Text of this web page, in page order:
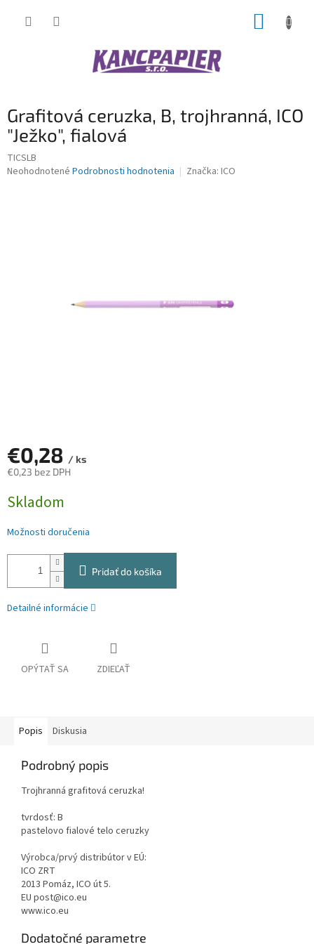
Grafitová ceruzka, B, trojhranná, ICO
"Ježko", fialová
TICSLB
Priemerné
Neohodnotené Podrobnosti hodnotenia Značka: ICO
€0,28 / ks
€0,23 bez DPH
cena:
Skladom
Možnosti doručenia
Pridať do košíka
Detailné informácie
OPÝTAŤ SA ZDIEĽAŤ
Popis Diskusia
Podrobný popis
Trojhranná grafitová ceruzka!
tvrdosť: B
pastelovo fialové telo ceruzky
Výrobca/prvý distribútor v EÚ:
ICO ZRT
2013 Pomáz, ICO út 5.
EU post@ico.eu
www.ico.eu
Dodatočné parametre